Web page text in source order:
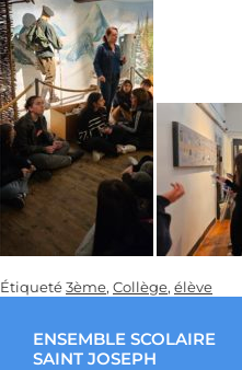
Étiqueté3ème, Collège, élève
ENSEMBLE SCOLAIRE
SAINT JOSEPH